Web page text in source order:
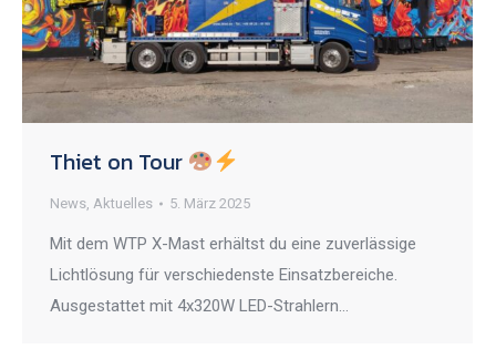
Thiet on Tour
News, Aktuelles 5. März 2025
Mit dem WTP X-Mast erhältst du eine zuverlässige
Lichtlösung für verschiedenste Einsatzbereiche.
Ausgestattet mit 4x320W LED-Strahlern…